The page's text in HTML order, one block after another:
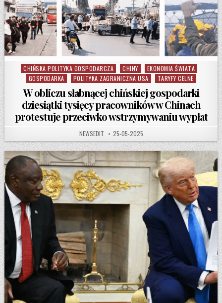
Posted in
CHIŃSKA POLITYKA GOSPODARCZA CHINY
EKONOMIA ŚWIATA
GOSPODARKA
POLITYKA ZAGRANICZNA USA TARYFY CELNE
W obliczu słabnącej chińskiej gospodarki
dziesiątki tysięcy pracowników w Chinach
protestuje przeciwko wstrzymywaniu wypłat
AUTHOR:
NEWSEDIT PUBLISHED DATE:
25-05-2025